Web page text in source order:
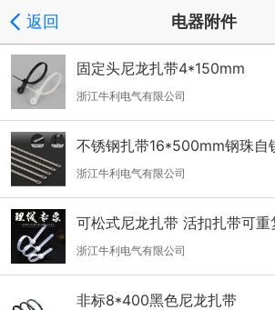
返回 电器附件
固定头尼龙扎带4*150mm
浙江牛利电气有限公司
不锈钢扎带16*500mm钢珠自
用性
浙江牛利电气有限公司
可松式尼龙扎带 活扣扎带可
宽
浙江牛利电气有限公司
非标8*400黑色尼龙扎带